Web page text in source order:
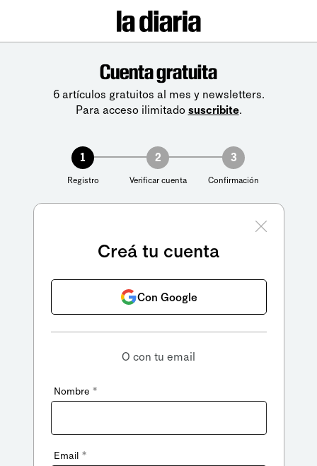
Cuenta gratuita
6 artículos gratuitos al mes y newsletters.
Para acceso ilimitado suscribite.
1
Registro
2
Verificar cuenta
3
Confirmación
Creá tu cuenta
Con Google
O con tu email
Nombre *
Email *